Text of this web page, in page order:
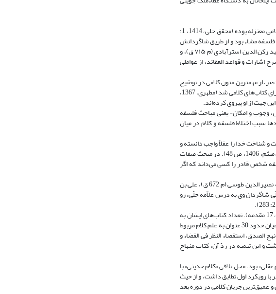
«محقّق حلی» (م ۶۷۶ ق) (صدر، 1392، ۳۰۵- ۳۰۶) مؤلف «المسلک فی اصول الدین» (مدرس تبریزی، 1392، ۵: ۲۳۵) و حمّصی تحت تأثیر سنت کلامی معتزله بوده (محقق حلی، 1414، 1:
جدید بخشید که به نوعی متأثر از فلسفه مشاء بود و از طریق شاگردانش
آن را وارد حوزه حله ساخت. شاگردان برجسته‌ای همچون: علامه حلی (م ۷۲۶ ق)، ابن میثم بحرانی (م 699 ق)، قطب‌الدین شیرازی (م ۷۱۰ ق) و سید رکن الدین استرآبادی (م ۷۱۵ ق)، و
اشارات و قواعد العقائد، از عواملی
از مهمترین متون کلامی در توضیح
و اثبات عقاید امامیه به حساب می‌آید. (علامه حلّی، 1413، ۴ مقدمه) این کتاب در سال‌های بعد و در حوزه حلّه و پس از آن در حوزه شیراز، الگویی برای کتاب‌های کلامی شد (مطهری، 1367،
وجوب و امکان- یعنی مباحث فلسفه
سبب اختلاط فلسفه و کلام در میان
و شناخت خدا را عقلاً واجب دانسته و
بر آن است که این معرفت از روی تقلید و به موجب نقل، قابل حصول نیست. او همچون فلاسفه مناط نیاز ممکن به موثّر را امکان می‌داند (رک: ابن میثم، 1406، ص 48). در مبحث صفات
کرده و همچون فلاسفه شخص قادر را کسی می‌داند که اگر
دیگر شخصیت برجسته این جریان، حسن بن یوسف بن علی بن مطهر حلی (648- 726 ق) است. او نزد اساتیدی چون محقق حلّی (م 676 ق)، خواجه نصیر الدین طوسی (م 672 ق)، علی بن
و بعد از وفات محقق حلّی شاگردان وی به درس علاّمه حلّی، رو
علاّمه در دوران تدریس، شاگردان بزرگی تربیت کرد که بعدها هر کدام از آنها از علمای بزرگ عالم اسلام و مکتب تشیع شدند (علامه حلی، 1392، 17 مقدمه). تعداد کتاب‌های ایشان به
107 عنوان می‌رسد که در زمینه‌های فقه، اصول فقه، کلام، رجال، منطق، نحو، دعا و... تألیف شده است (علامه حلّی، 1392، 45- 48 مقدمه). از این میان حدود 30 عنوان به علم کلام مربوط
الصدق، استقصاء النظر فی القضاء و
و ابن تیمیه در ردّ آن، کتاب منهاج
بود، محل تلاقی «کلام حدیثی» با
رویکرد اول تطابق داشت، و از حیث
عمیق‌ترین جریان کلامی در دوره بعد